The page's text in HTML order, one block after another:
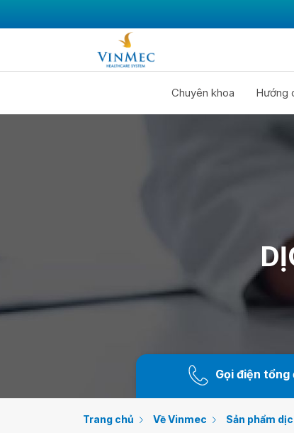
Chuyên khoa Hướng
Gọi điện tổng
Trang chủ Về Vinmec Sản phẩm